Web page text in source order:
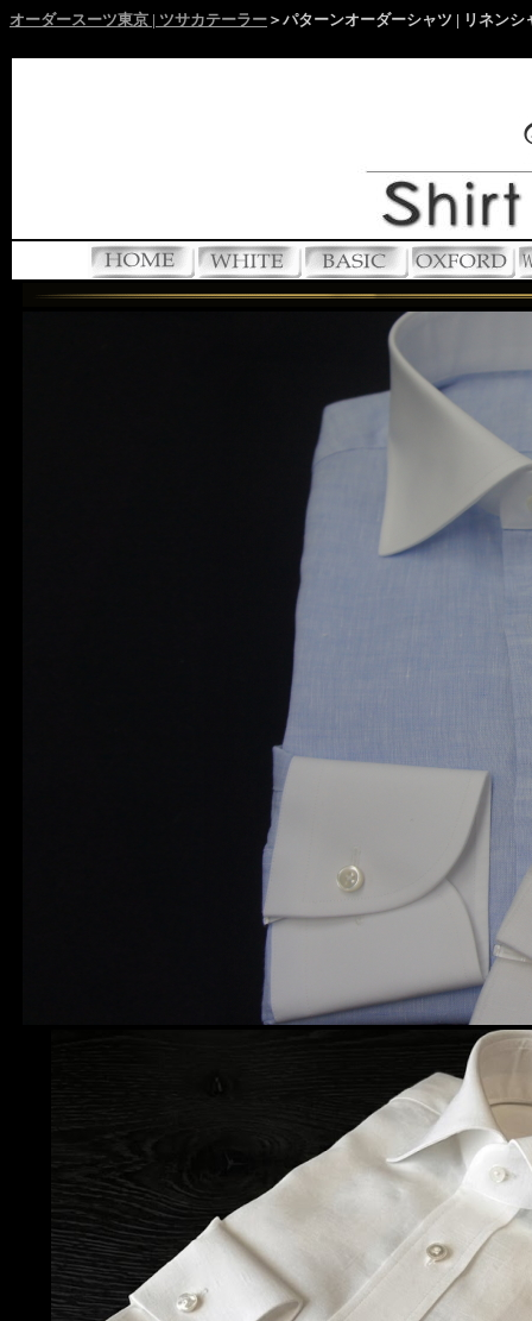
オーダースーツ東京 | ツサカテーラー ＞パターンオーダーシャツ | リネンシ